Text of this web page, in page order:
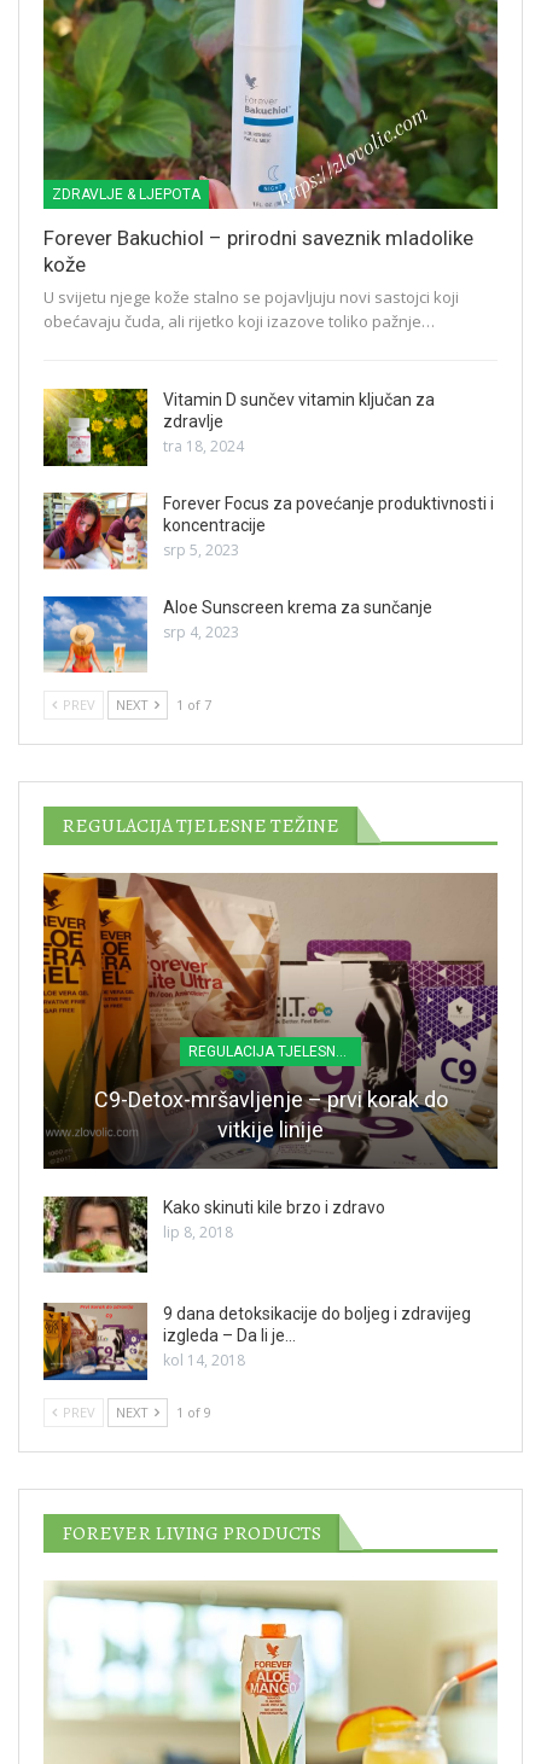
ZDRAVLJE & LJEPOTA
Forever Bakuchiol – prirodni saveznik mladolike
kože
U svijetu njege kože stalno se pojavljuju novi sastojci koji
obećavaju čuda, ali rijetko koji izazove toliko pažnje…
Vitamin D sunčev vitamin ključan za
zdravlje
tra 18, 2024
Forever Focus za povećanje produktivnosti i
koncentracije
srp 5, 2023
Aloe Sunscreen krema za sunčanje
srp 4, 2023
PREV NEXT 1 of 7
REGULACIJA TJELESNE TEŽINE
C9-Detox-mršavljenje – prvi korak do
vitkije linije
Kako skinuti kile brzo i zdravo
lip 8, 2018
9 dana detoksikacije do boljeg i zdravijeg
izgleda – Da li je…
kol 14, 2018
PREV NEXT 1 of 9
FOREVER LIVING PRODUCTS